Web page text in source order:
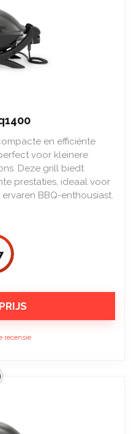
en efficiënte
voor kleinere
Deze grill biedt
prestaties, ideaal voor
BBQ-enthousiast.
recensie